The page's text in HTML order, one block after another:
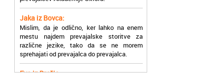
Jaka iz Bovca:
Mislim, da je odlično, ker lahko na enem
mestu najdem prevajalske storitve za
različne jezike, tako da se ne morem
sprehajati od prevajalca do prevajalca.
Eva iz Brežic:
Nujno sem potrebovala prevod v francoski